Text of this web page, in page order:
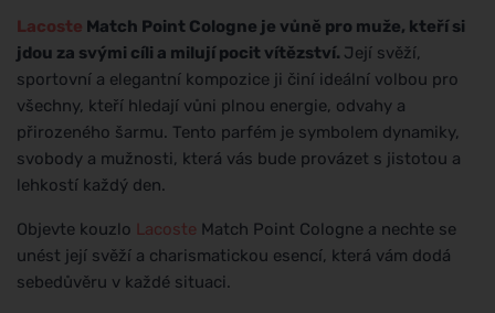
Lacoste Match Point Cologne je vůně pro muže, kteří si
jdou za svými cíli a milují pocit vítězství. Její svěží,
sportovní a elegantní kompozice ji činí ideální volbou pro
všechny, kteří hledají vůni plnou energie, odvahy a
přirozeného šarmu. Tento parfém je symbolem dynamiky,
svobody a mužnosti, která vás bude provázet s jistotou a
lehkostí každý den.
Objevte kouzlo Lacoste Match Point Cologne a nechte se
unést její svěží a charismatickou esencí, která vám dodá
sebedůvěru v každé situaci.